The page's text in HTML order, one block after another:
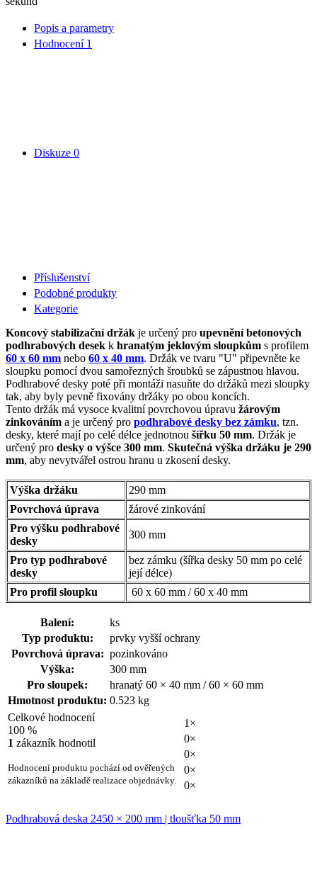
Popis a parametry
Hodnocení 1
Diskuze 0
Příslušenství
Podobné produkty
Kategorie
Koncový stabilizační držák je určený pro upevnění betonových
podhrabových desek k hranatým jeklovým sloupkům s profilem
60 x 60 mm nebo 60 x 40 mm. Držák ve tvaru "U" připevněte ke
sloupku pomocí dvou samořezných šroubků se zápustnou hlavou.
Podhrabové desky poté při montáži nasuňte do držáků mezi sloupky
tak, aby byly pevně fixovány držáky po obou koncích.
Tento držák má vysoce kvalitní povrchovou úpravu žárovým
zinkováním a je určený pro podhrabové desky bez zámku, tzn.
desky, které mají po celé délce jednotnou šířku 50 mm. Držák je
určený pro desky o výšce 300 mm. Skutečná výška držáku je 290
mm, aby nevytvářel ostrou hranu u zkosení desky.
Výška držáku
290 mm
Povrchová úprava
žárové zinkování
Pro výšku podhrabové
desky
300 mm
Pro typ podhrabové
desky
bez zámku (šířka desky 50 mm po celé
její délce)
Pro profil sloupku
60 x 60 mm / 60 x 40 mm
Balení:
ks
Typ produktu:
prvky vyšší ochrany
Povrchová úprava: pozinkováno
Výška:
300 mm
Pro sloupek:
hranatý 60 × 40 mm / 60 × 60 mm
Hmotnost produktu: 0.523 kg
Celkové hodnocení
100 %
1 zákazník hodnotil
Hodnocení produktu pochází od ověřených
zákazníků na základě realizace objednávky.
1×
0×
0×
0×
0×
Podhrabová deska 2450 × 200 mm | tloušťka 50 mm